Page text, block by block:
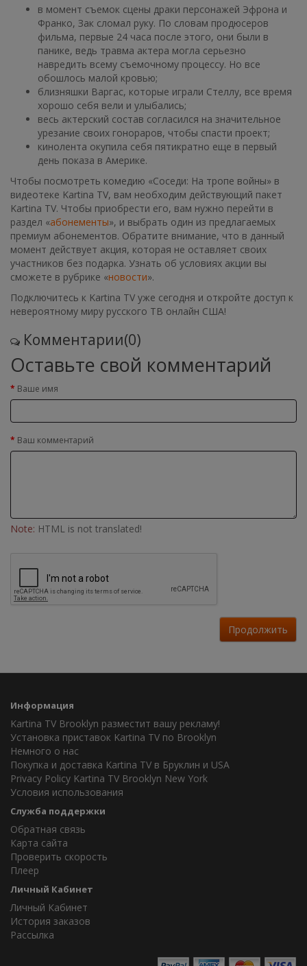
в момент съемок сцены драки персонажей Эфрона и
Франко, Зак сломал руку. По словам продюсеров
фильма, первые 24 часа после этого, они были в
панике, ведь травма актера могла серьезно
навредить всему съемочному процессу. Но все
обошлось малой кровью;
близняшки Варгас, которые играли Стеллу, все время
хорошо себя вели и улыбались;
весь актерский состав согласился на значительное
урезание своих гонораров, чтобы спасти проект;
кинолента окупила себя пятикратно еще в первый
день показа в Америке.
Чтобы посмотреть комедию «Соседи: На тропе войны» в
видеотеке Kartina TV, вам необходим действующий пакет
Kartina TV. Чтобы приобрести его, вам нужно перейти в
раздел «абонементы», и выбрать один из предлагаемых
премиум абонементов. Обратите внимание, что в данный
момент действует акция, которая не оставляет своих
участников без подарка. Узнать об условиях акции вы
сможете в рубрике «новости».
Подключитесь к Kartina TV уже сегодня и откройте доступ к
невероятному миру русского ТВ онлайн США!
Комментарии(0)
Оставьте свой комментарий
Ваше имя
Ваш комментарий
Note: HTML is not translated!
Продолжить
Информация
Kartina TV Brooklyn разместит вашу рекламу!
Установка приставок Kartina TV по Brooklyn
Немного о нас
Покупка и доставка Kartina TV в Бруклин и USA
Privacy Policy Kartina TV Brooklyn New York
Условия использования
Служба поддержки
Обратная связь
Карта сайта
Проверить скорость
Плеер
Личный Кабинет
Личный Кабинет
История заказов
Рассылка